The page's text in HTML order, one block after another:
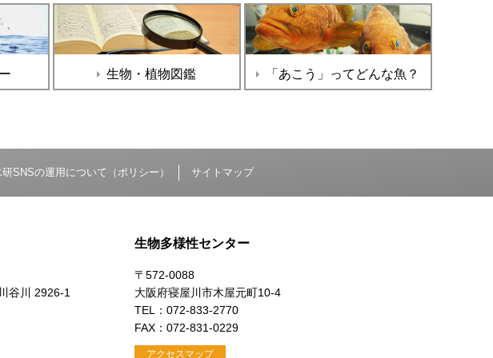
生物・植物図鑑 「あこう」ってどんな魚？
SNSの運用について（ポリシー） サイトマップ
谷川 2926-1
生物多様性センター
〒572-0088
大阪府寝屋川市木屋元町10-4
TEL：072-833-2770
FAX：072-831-0229
アクセスマップ